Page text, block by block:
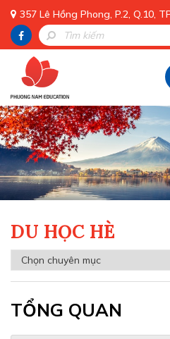
357 Lê Hồng Phong, P.2, Q.10,
DU HỌC HÈ
TỔNG QUAN